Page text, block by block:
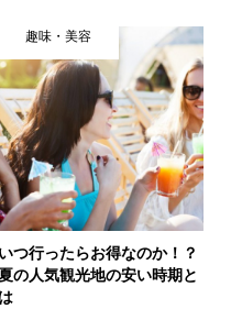
趣味・美容
いつ行ったらお得なのか！？
の人気観光地の安い時期と
は